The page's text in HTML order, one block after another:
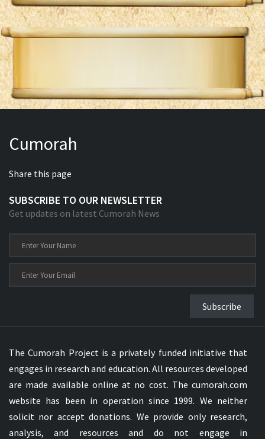
Cumorah
Share this page
SUBSCRIBE TO OUR NEWSLETTER
Get updates on latest Cumorah News
Subscribe
The Cumorah Project is a privately funded initiative that
engages in research and education. All resources developed
are made available online at no cost. The cumorah.com
website has been in operation since 1999. We neither
solicit nor accept donations. We provide only research,
analysis, and resources and do not engage in